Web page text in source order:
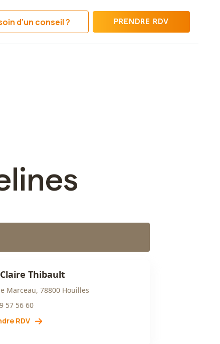
d'un conseil ? PRENDRE RDV
Thibault
Marceau, 78800 Houilles
57 56 60
RDV